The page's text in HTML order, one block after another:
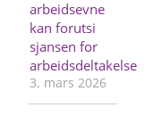
arbeidsevne
kan forutsi
sjansen for
arbeidsdeltakelse
3. mars 2026